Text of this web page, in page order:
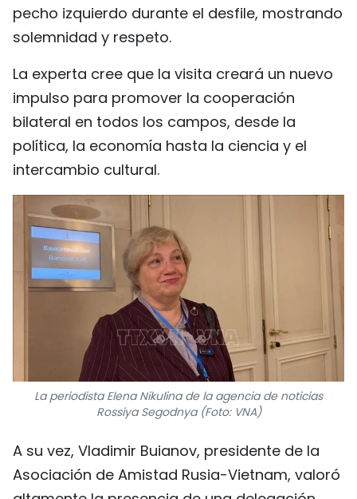
pecho izquierdo durante el desfile, mostrando
solemnidad y respeto.
La experta cree que la visita creará un nuevo
impulso para promover la cooperación
bilateral en todos los campos, desde la
política, la economía hasta la ciencia y el
intercambio cultural.
La periodista Elena Nikulina de la agencia de noticias
Rossiya Segodnya (Foto: VNA)
A su vez, Vladimir Buianov, presidente de la
Asociación de Amistad Rusia-Vietnam, valoró